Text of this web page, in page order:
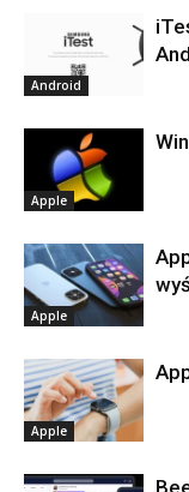
Android
Apple
Apple
Apple